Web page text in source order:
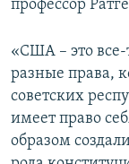
профессор
«США – это
разные права,
советских
имеет право
образом